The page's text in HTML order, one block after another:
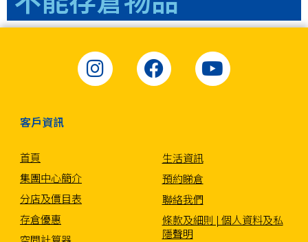
客戶資訊
首頁
集團中心簡介
分店及價目表
存倉優惠
生活資訊
預約睇倉
聯絡我們
條款及細則 | 個人資料及私
隱聲明